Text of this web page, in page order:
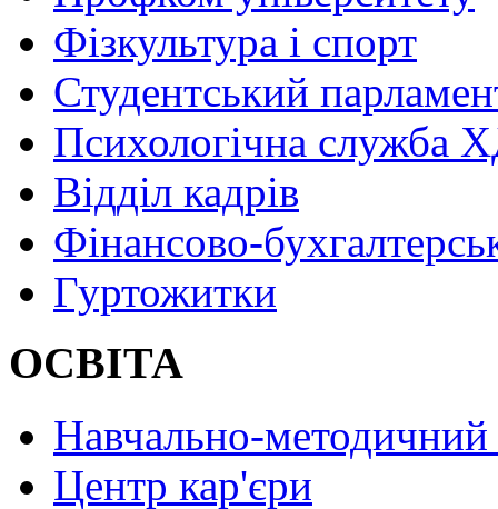
Фізкультура і спорт
Студентський
Психологічна служба
Відділ кадрів
Фінансово-
Гуртожитки
ОСВІТА
Навчально-методичний
Центр кар'єри